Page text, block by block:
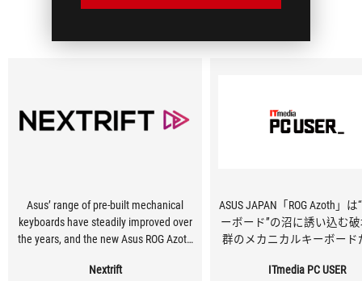
Asus’ range of pre-built mechanical
keyboards have steadily improved over
the years, and the new Asus ROG Azoth
refined keyboard yet.
Nextrift
ASUS JAPAN「ROG Azoth」
ーボード”の沼に誘い込む
群のメカニカルキーボード
ITmedia PC USER